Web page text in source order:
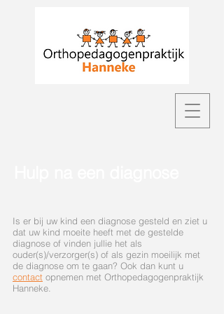
Is er bij uw kind een diagnose gesteld en ziet u
dat uw kind moeite heeft met de gestelde
diagnose of vinden jullie het als
ouder(s)/verzorger(s) of als gezin moeilijk met
de diagnose om te gaan? Ook dan kunt u
contact opnemen met Orthopedagogenpraktijk
Hanneke.